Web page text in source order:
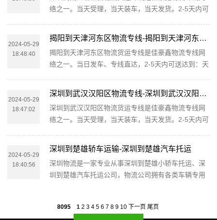
从深圳到日喀则的大件运输相关延伸服务，极大的保
障了货物的准时到达和及时派送，缩短了货物在途时
间，提高了大件运输效率。 物...
络之一。当天受理，当天装车，当天发货。2-5天内可
货运代理、专线运输、仓储配送于一体的物流服务提
供商，为您提供零担运输、整车运输、仓储配送、理
货包装、装卸搬运、展会物流、长途搬家、轿车、行
李托运等服务。只需一个电话，一切帮您搞定。公司
介绍佳豪鑫物流秉承“尊客爱货”的服务理念，凭借深
圳至朔州右玉县物流的服务...
2024-05-29
18:48:40
揭阳到天津河东区物流专线-揭阳到天津河东区货运公司
揭阳到天津河东区物流货运专线是佳豪鑫物流专线网
络之一。当日发车、专线直达，2-5天内可送达到：天
担运输、大票货运输、大件运输、设备运输、集装箱
运输、轿车托运、摩托车托运、酒水托运、搬家服
务、长途搬家、专线运输、第三方物流承包等服务。
市内上门服务，提供各种货物包装。您只需一个电
话，剩下的事由我们来做！主动反馈物流信息，免去
您查货的烦恼！公司服务流程一般...
2024-05-29
18:47:02
深圳到武汉汉阳区物流专线-深圳到武汉汉阳区货运价格-物流公司电话
深圳到武汉汉阳区物流货运专线是佳豪鑫物流专线网
络之一。当天受理，当天装车，当天发货。2-5天内可
货运代理、专线运输、仓储配送于一体的物流服务提
供商，为您提供零担运输、整车运输、仓储配送、理
货包装、装卸搬运、展会物流、长途搬家、轿车、行
李托运等服务。只需一个电话，一切帮您搞定。公司
2024-05-29
18:40:56
深圳到楚雄轿车运输-深圳到楚雄汽车托运
深圳物流是一家专业从事深圳到楚雄小轿车托运、深
圳到楚雄汽车托运公司，物流公司拥有各类车辆专用
准时深圳至楚雄双向发车，全程高速行驶，在规定时
8095 1 2 3 4 5 6 7 8 9 10 下一页 尾页